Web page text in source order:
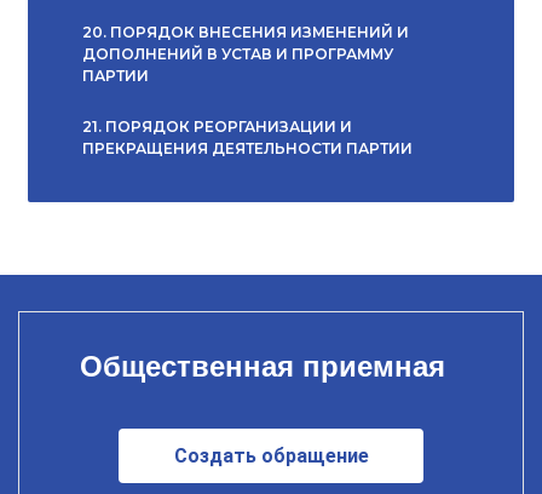
20. ПОРЯДОК ВНЕСЕНИЯ ИЗМЕНЕНИЙ И
ДОПОЛНЕНИЙ В УСТАВ И ПРОГРАММУ
ПАРТИИ
21. ПОРЯДОК РЕОРГАНИЗАЦИИ И
ПРЕКРАЩЕНИЯ ДЕЯТЕЛЬНОСТИ ПАРТИИ
Общественная приемная
Создать обращение